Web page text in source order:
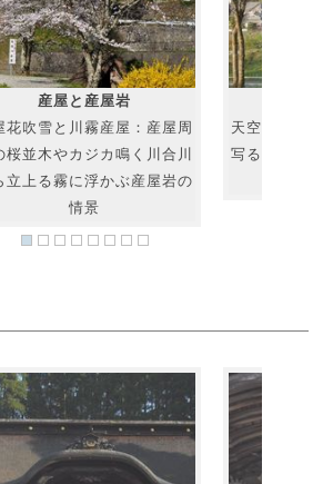
産屋と産屋岩
花吹雪と川霧産屋：産屋周
桜並木やカジカ鳴く川合川
立上る霧に浮かぶ産屋岩の
情景
天空秋葉山：
写る秋葉山展